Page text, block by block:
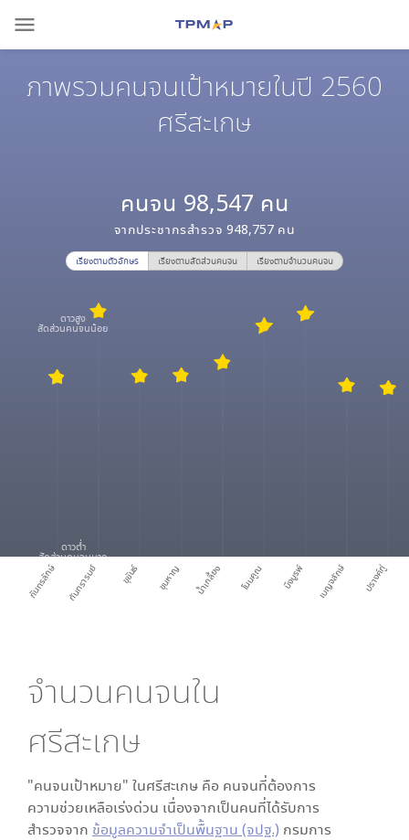
menu
ภาพรวมคนจนเป้าหมายในปี 2560
ศรีสะเกษ
คนจน 98,547 คน
จากประชากรสำรวจ 948,757 คน
เรียงตามตัวอักษร เรียงตามสัดส่วนคนจน เรียงตามจำนวนคนจน
กันทรลักษ์ กันทรารมย์ ขุขันธ์ ขุนหาญ น้ำเกลี้ยง โนนคูณ บึงบูรพ์ เบญจลักษ์ ปรางค์กู่
ดาวสูง
สัดส่วนคนจนน้อย
ดาวต่ำ
สัดส่วนคนจนมาก
จำนวนคนจนใน
ศรีสะเกษ
"คนจนเป้าหมาย" ในศรีสะเกษ คือ คนจนที่ต้องการ
ความช่วยเหลือเร่งด่วน เนื่องจากเป็นคนที่ได้รับการ
สำรวจจาก ข้อมูลความจำเป็นพื้นฐาน (จปฐ.) กรมการ